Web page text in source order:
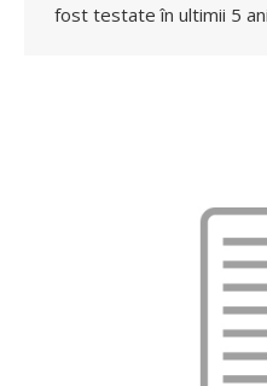
fost testate în ultimii 5